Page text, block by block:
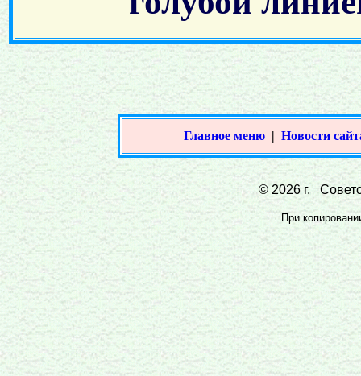
Главное меню| Новости
© 2026 г.
При